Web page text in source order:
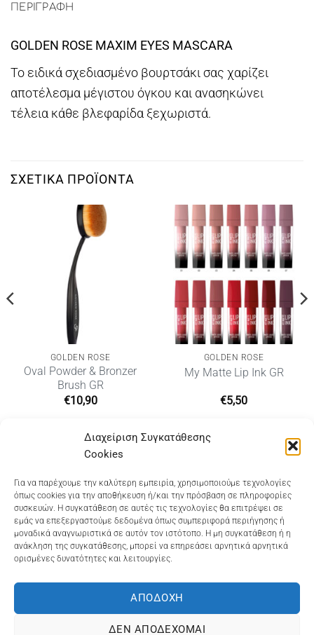
Διαχείριση Συγκατάθεσης
Cookies
Για να παρέχουμε την καλύτερη εμπειρία, χρησιμοποιούμε τεχνολογίες
όπως cookies για την αποθήκευση ή/και την πρόσβαση σε πληροφορίες
συσκευών. Η συγκατάθεση σε αυτές τις τεχνολογίες θα επιτρέψει σε
εμάς να επεξεργαστούμε δεδομένα όπως συμπεριφορά περιήγησης ή
μοναδικά αναγνωριστικά σε αυτόν τον ιστότοπο. Η μη συγκατάθεση ή η
ανάκληση της συγκατάθεσης, μπορεί να επηρεάσει αρνητικά αρνητικά
ορισμένες δυνατότητες και λειτουργίες.
ΑΠΟΔΟΧΉ
ΔΕΝ ΑΠΟΔΈΧΟΜΑΙ
ΠΕΡΙΓΡΑΦΉ
GOLDEN ROSE MAXIM EYES MASCARA
Το ειδικά σχεδιασμένο βουρτσάκι σας χαρίζει
αποτέλεσμα μέγιστου όγκου και ανασηκώνει
τέλεια κάθε βλεφαρίδα ξεχωριστά.
ΣΧΕΤΙΚΆ ΠΡΟΪΌΝΤΑ
GOLDEN ROSE
Oval Powder & Bronzer
Brush GR
€10,90
GOLDEN ROSE
My Matte Lip Ink GR
€5,50
Dioni Hair Care, Ζυμβρακάκηδων 33, τηλ 28210
91906
Dioni Hair Spa, Κ. Σφακιανάκη 5, τηλ 28210 94712
On
Delivery
ΤΡΟΠΟΙ ΠΛΗΡΩΜΗΣ
ΠΟΛΙΤΙΚΉ ΕΠΙΣΤΡΟΦΏΝ
ΠΟΛΙΤΙΚΉ ΑΠΟΡΡΉΤΟΥ – COOKIES (ΕΕ)